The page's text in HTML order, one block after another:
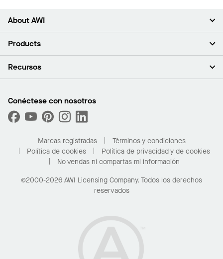
About AWI
Acerca de nosotros
Sala de prensa
¿Cuáles son mis opciones de compra?
Products
Plafones
Capacidades personalizadas
Desempeño
Recursos
Buscar un distribuidor
Solicitar muestras
Compre en línea con Kanopi
Para el hogar
Conéctese con nosotros
Marcas registradas
Términos y condiciones
Política de cookies
Política de privacidad y de cookies
No vendas ni compartas mi información
©2000-2026 AWI Licensing Company. Todos los derechos
reservados